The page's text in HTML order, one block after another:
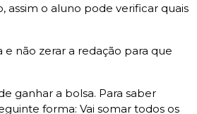
assim o aluno pode verificar quais
não zerar a redação para que
ganhar a bolsa. Para saber
forma: Vai somar todos os